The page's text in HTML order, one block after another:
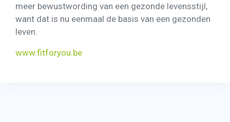
meer bewustwording van een gezonde levensstijl,
want dat is nu eenmaal de basis van een gezonden
leven.
www.fitforyou.be